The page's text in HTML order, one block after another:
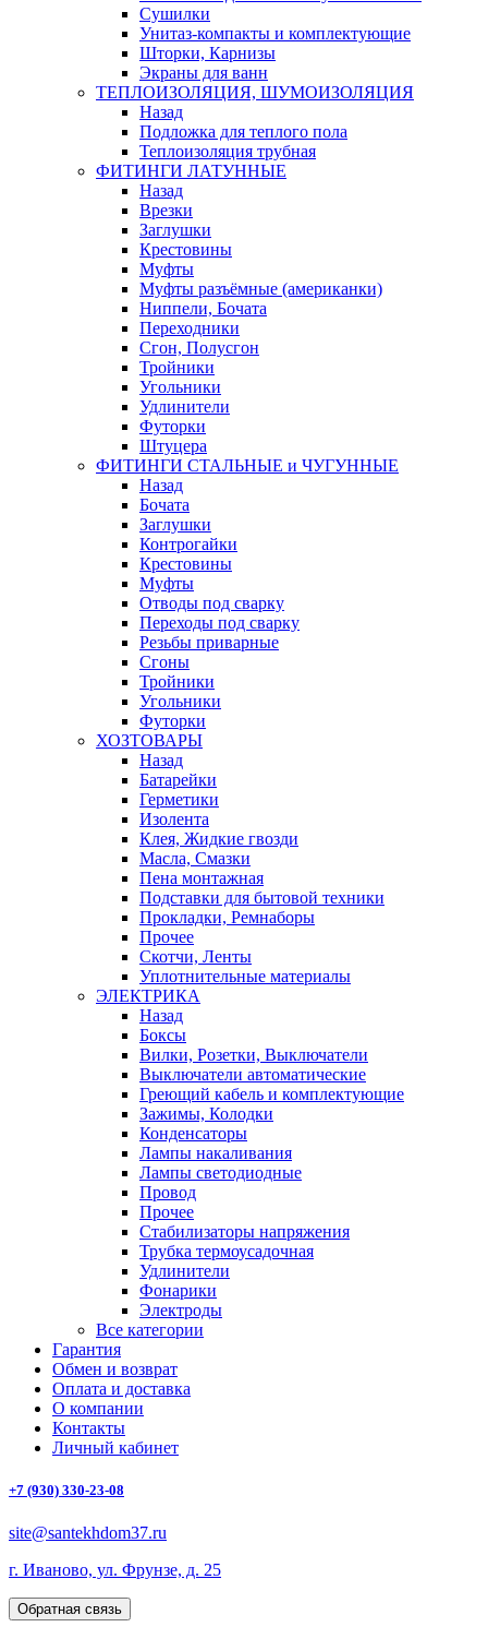
Сушилки
Унитаз-компакты и комплектующие
Шторки, Карнизы
Экраны для ванн
ТЕПЛОИЗОЛЯЦИЯ, ШУМОИЗОЛЯЦИЯ
Назад
Подложка для теплого пола
Теплоизоляция трубная
ФИТИНГИ ЛАТУННЫЕ
Назад
Врезки
Заглушки
Крестовины
Муфты
Муфты разъёмные (американки)
Ниппели, Бочата
Переходники
Сгон, Полусгон
Тройники
Угольники
Удлинители
Футорки
Штуцера
ФИТИНГИ СТАЛЬНЫЕ и ЧУГУННЫЕ
Назад
Бочата
Заглушки
Контрогайки
Крестовины
Муфты
Отводы под сварку
Переходы под сварку
Резьбы приварные
Сгоны
Тройники
Угольники
Футорки
ХОЗТОВАРЫ
Назад
Батарейки
Герметики
Изолента
Клея, Жидкие гвозди
Масла, Смазки
Пена монтажная
Подставки для бытовой техники
Прокладки, Ремнаборы
Прочее
Скотчи, Ленты
Уплотнительные материалы
ЭЛЕКТРИКА
Назад
Боксы
Вилки, Розетки, Выключатели
Выключатели автоматические
Греющий кабель и комплектующие
Зажимы, Колодки
Конденсаторы
Лампы накаливания
Лампы светодиодные
Провод
Прочее
Стабилизаторы напряжения
Трубка термоусадочная
Удлинители
Фонарики
Электроды
Все категории
Гарантия
Обмен и возврат
Оплата и доставка
О компании
Контакты
Личный кабинет
+7 (930) 330-23-08
site@santekhdom37.ru
г. Иваново, ул. Фрунзе, д. 25
Обратная связь